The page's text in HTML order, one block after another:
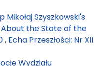
Mikołaj Szyszkowski's
the State of the
, Echa Przeszłości: Nr XII
Wydziału